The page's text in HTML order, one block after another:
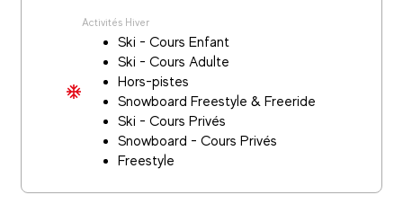
Activités Hiver
Ski - Cours Enfant
Ski - Cours Adulte
Hors-pistes
Snowboard Freestyle & Freeride
Ski - Cours Privés
Snowboard - Cours Privés
Freestyle